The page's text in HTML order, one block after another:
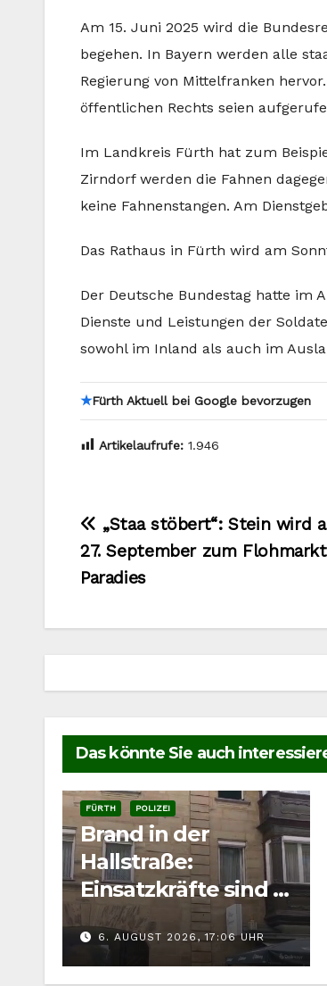
Am 15. Juni 2025 wird die
begehen. In Bayern werden alle
Regierung von Mittelfranken
öffentlichen Rechts seien
Im Landkreis Fürth hat zum
Zirndorf werden die Fahnen
keine Fahnenstangen. Am
Das Rathaus in Fürth wird am
Der Deutsche Bundestag hatte im
Dienste und Leistungen der
sowohl im Inland als auch im
★Fürth Aktuell bei Google bevorzugen
Artikelaufrufe: 1.946
„Staa stöbert“: Stein wird
27. September zum
Paradies
Das könnte Sie auch
FÜRTH POLIZEI
Brand in der
Hallstraße:
Einsatzkräfte sind in
der Fürther
Innenstadt
gefordert
6. AUGUST 2026, 17:06 UHR